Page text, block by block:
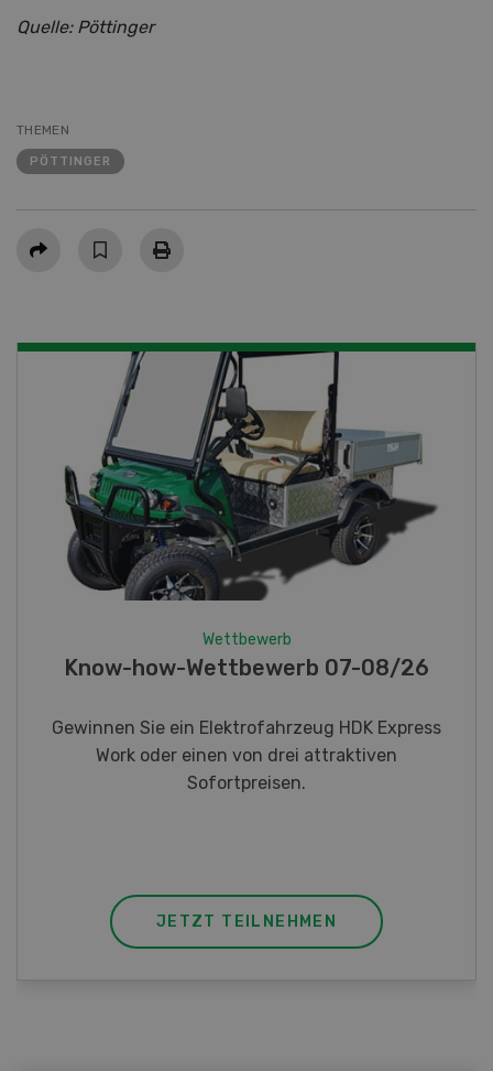
Quelle: Pöttinger
THEMEN
PÖTTINGER
Teilen
Fotorätsel 07-08/26
Gewinnen Sie eines von fünf LANDI
Taschenmessern
JETZT TEILNEHMEN